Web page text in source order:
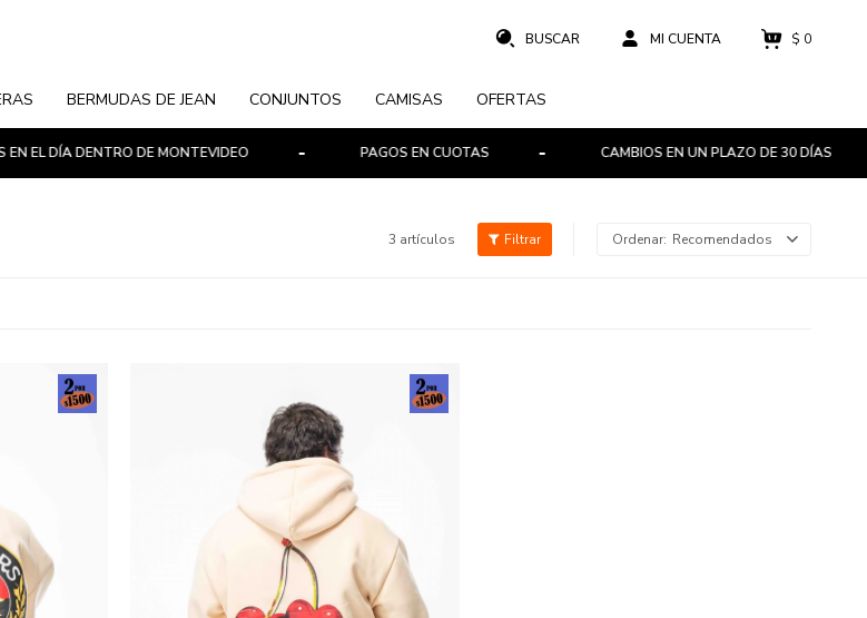
BERMUDAS DE JEAN CONJUNTOS CAMISAS OFERTAS
$ 0
EL DÍA DENTRO DE MONTEVIDEO PAGOS EN CUOTAS CAMBIOS EN UN PLAZO DE 30 DÍAS
3 artículos Recomendados